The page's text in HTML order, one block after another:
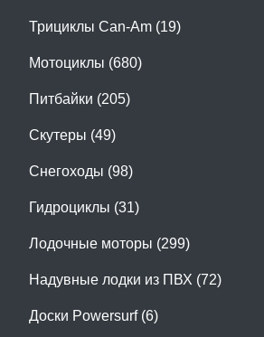
Трициклы Can-Am (19)
Мотоциклы (680)
Питбайки (205)
Скутеры (49)
Снегоходы (98)
Гидроциклы (31)
Лодочные моторы (299)
Надувные лодки из ПВХ (72)
Доски Powersurf (6)